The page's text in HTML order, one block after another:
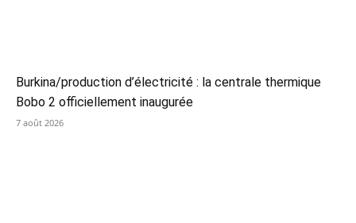
Burkina/production d’électricité : la centrale thermique
Bobo 2 officiellement inaugurée
7 août 2026